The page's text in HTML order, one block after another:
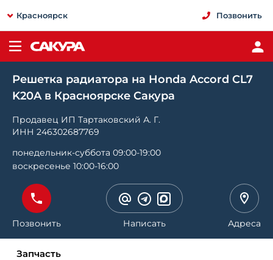
Красноярск Позвонить
Решетка радиатора на Honda Accord CL7
K20A в Красноярске Сакура
Продавец ИП Тартаковский А. Г.
ИНН 246302687769
понедельник-суббота 09:00-19:00
воскресенье 10:00-16:00
Позвонить Написать Адреса
Запчасть